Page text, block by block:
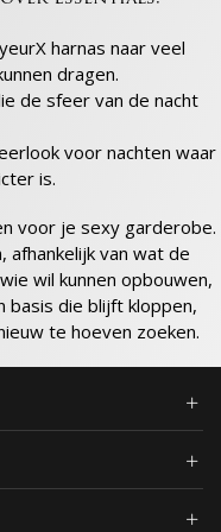
harnas naar veel
dragen.
de sfeer van de nacht
voor nachten waar
is.
voor je sexy garderobe.
afhankelijk van wat de
wil kunnen opbouwen,
basis die blijft kloppen,
te hoeven zoeken.